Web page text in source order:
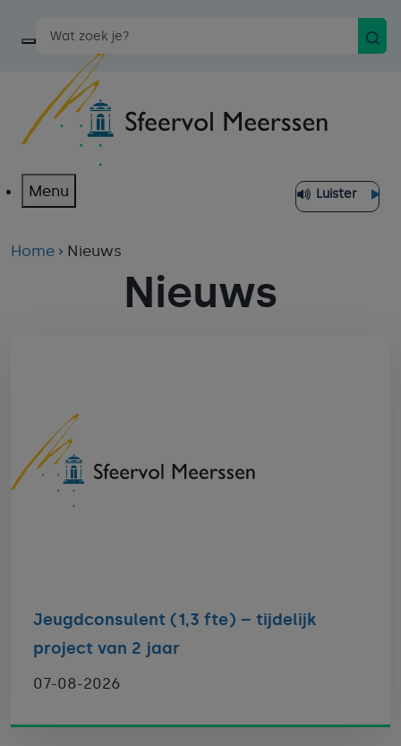
Start een spraakopdracht
Menu Luister
Home Nieuws
Nieuws
Jeugdconsulent (1,3 fte) – tijdelijk
project van 2 jaar
07-08-2026